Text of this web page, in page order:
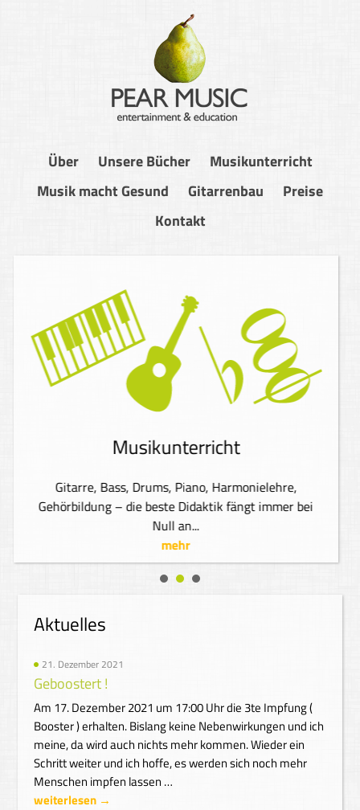
Über Unsere Bücher
Musikunterricht
Musik macht Gesund
Gitarrenbau
Preise
Kontakt
Musikunterricht
Gitarre, Bass, Drums, Piano, Harmonielehre,
Gehörbildung – die beste Didaktik fängt immer bei
Null an...
mehr
Aktuelles
21. Dezember 2021
Geboostert !
Am 17. Dezember 2021 um 17:00 Uhr die 3te Impfung (
Booster ) erhalten. Bislang keine Nebenwirkungen und ich
meine, da wird auch nichts mehr kommen. Wieder ein
Schritt weiter und ich hoffe, es werden sich noch mehr
Menschen impfen lassen …
weiterlesen →